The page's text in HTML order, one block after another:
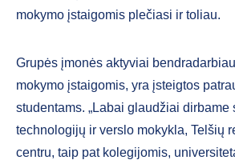
mokymo įstaigomis plečiasi ir toliau.
Grupės įmonės aktyviai
mokymo įstaigomis, yra įsteigtos
studentams. „Labai glaudžiai dirbame
technologijų ir verslo mokykla, Telšių
centru, taip pat kolegijomis,